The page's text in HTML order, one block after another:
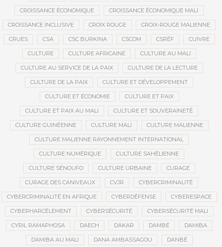
CROISSANCE ÉCONOMIQUE CROISSANCE ÉCONOMIQUE MALI
CROISSANCE INCLUSIVE CROIX ROUGE CROIX-ROUGE MALIENNE
CRUES CSA CSC BURKINA CSCOM CSRÉF CUIVRE
CULTURE CULTURE AFRICAINE CULTURE AU MALI
CULTURE AU SERVICE DE LA PAIX CULTURE DE LA LECTURE
CULTURE DE LA PAIX CULTURE ET DÉVELOPPEMENT
CULTURE ET ÉCONOMIE CULTURE ET PAIX
CULTURE ET PAIX AU MALI CULTURE ET SOUVERAINETÉ
CULTURE GUINÉENNE CULTURE MALI CULTURE MALIENNE
CULTURE MALIENNE RAYONNEMENT INTERNATIONAL
CULTURE NUMÉRIQUE CULTURE SAHÉLIENNE
CULTURE SÉNOUFO CULTURE URBAINE CURAGE
CURAGE DES CANIVEAUX CVJR CYBERCRIMINALITÉ
CYBERCRIMINALITÉ EN AFRIQUE CYBERDÉFENSE CYBERESPACE
CYBERHARCÈLEMENT CYBERSÉCURITÉ CYBERSÉCURITÉ MALI
CYRIL RAMAPHOSA DAECH DAKAR DAMBÉ DAMIBA
DAMIBA AU MALI DANA AMBASSAGOU DANBÉ